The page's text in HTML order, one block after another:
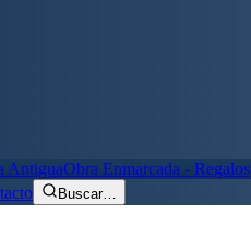
AntiguaObra Enmarcada - Regalos
Buscar…